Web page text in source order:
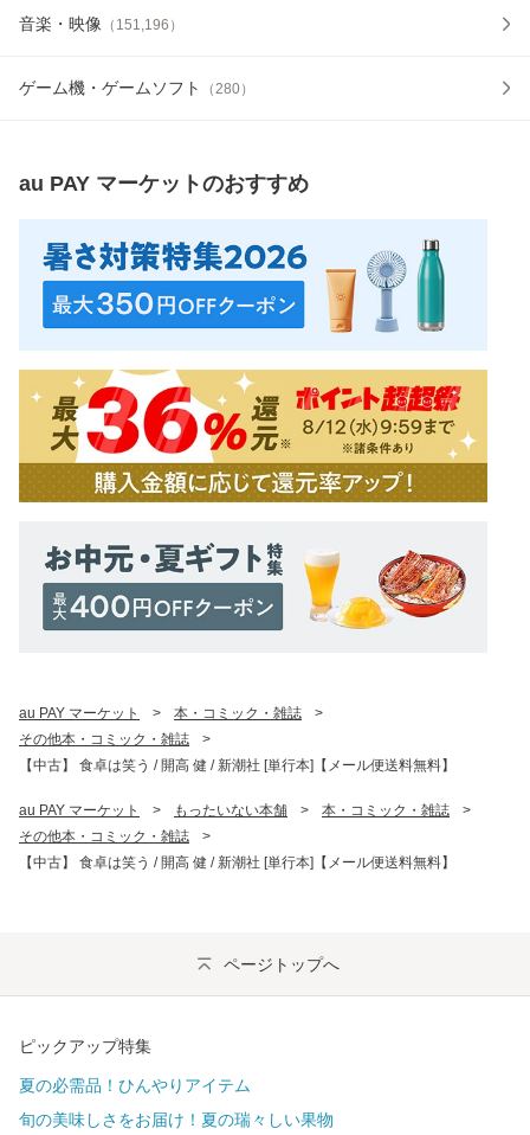
音楽・映像 （ 151,196 ）
ゲーム機・ゲームソフト （280）
au PAY マーケットのおすすめ
au PAY マーケット > 本・コミック・雑誌
>
その他本・コミック・雑誌
>
【中古】 食卓は笑う / 開高 健 / 新潮社 [単行本]【メール便送料無料】
au PAY マーケット > もったいない本舗 > 本・コミック・雑誌
>
その他本・コミック・雑誌
>
【中古】 食卓は笑う / 開高 健 / 新潮社 [単行本]【メール便送料無料】
ページトップへ
ピックアップ特集
夏の必需品！ひんやりアイテム
旬の美味しさをお届け！夏の瑞々しい果物